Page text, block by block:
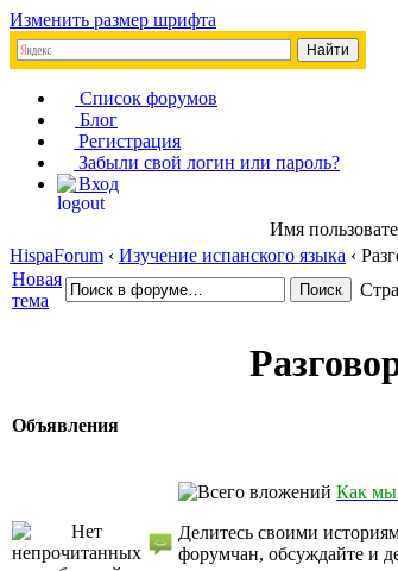
Изменить размер шрифта
Список форумов
Блог
Регистрация
Забыли свой логин или пароль?
Вход
Имя
HispaForum ‹ Изучение испанского языка ‹
Новая
тема
Объявления
Как мы
Делитесь своими
форумчан, обсуждайте и